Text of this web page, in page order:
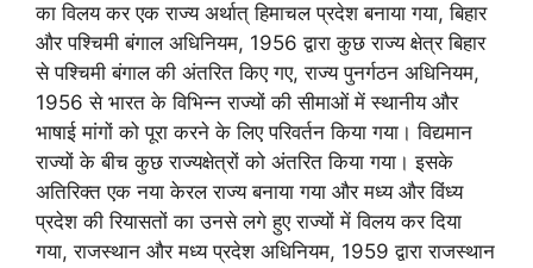
का विलय कर एक राज्य अर्थात् हिमाचल प्रदेश बनाया गया, बिहार
और पश्चिमी बंगाल अधिनियम, 1956 द्वारा कुछ राज्य क्षेत्र बिहार
से पश्चिमी बंगाल की अंतरित किए गए, राज्य पुनर्गठन अधिनियम,
1956 से भारत के विभिन्न राज्यों की सीमाओं में स्थानीय और
भाषाई मांगों को पूरा करने के लिए परिवर्तन किया गया। विद्यमान
राज्यों के बीच कुछ राज्यक्षेत्रों को अंतरित किया गया। इसके
अतिरिक्त एक नया केरल राज्य बनाया गया और मध्य और विंध्य
प्रदेश की रियासतों का उनसे लगे हुए राज्यों में विलय कर दिया
गया, राजस्थान और मध्य प्रदेश अधिनियम, 1959 द्वारा राजस्थान